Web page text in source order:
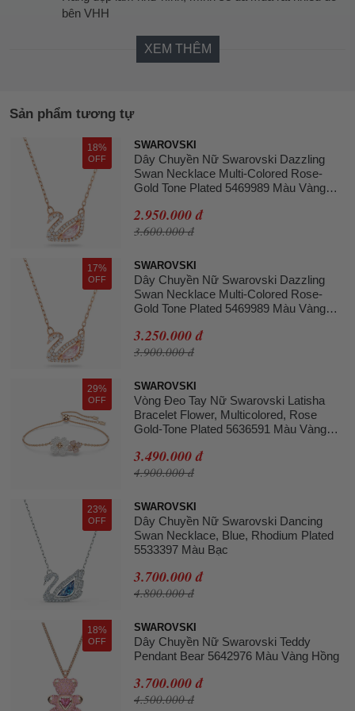
bên VHH
XEM THÊM
Sản phẩm tương tự
18%
OFF
SWAROVSKI
Dây Chuyền Nữ Swarovski Dazzling
Swan Necklace Multi-Colored Rose-
Gold Tone Plated 5469989 Màu Vàng
2.950.000 đ
3.600.000 đ
17%
OFF
SWAROVSKI
Dây Chuyền Nữ Swarovski Dazzling
Swan Necklace Multi-Colored Rose-
Gold Tone Plated 5469989 Màu Vàng
3.250.000 đ
3.900.000 đ
29%
OFF
SWAROVSKI
Vòng Đeo Tay Nữ Swarovski Latisha
Bracelet Flower, Multicolored, Rose
Gold-Tone Plated 5636591 Màu Vàng
3.490.000 đ
4.900.000 đ
23%
OFF
SWAROVSKI
Dây Chuyền Nữ Swarovski Dancing
Swan Necklace, Blue, Rhodium Plated
5533397 Màu Bạc
3.700.000 đ
4.800.000 đ
18%
OFF
SWAROVSKI
Dây Chuyền Nữ Swarovski Teddy
Pendant Bear 5642976 Màu Vàng Hồng
3.700.000 đ
4.500.000 đ